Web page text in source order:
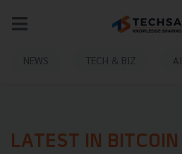
NEWS TECH & BIZ AI
LATEST IN BITCOIN